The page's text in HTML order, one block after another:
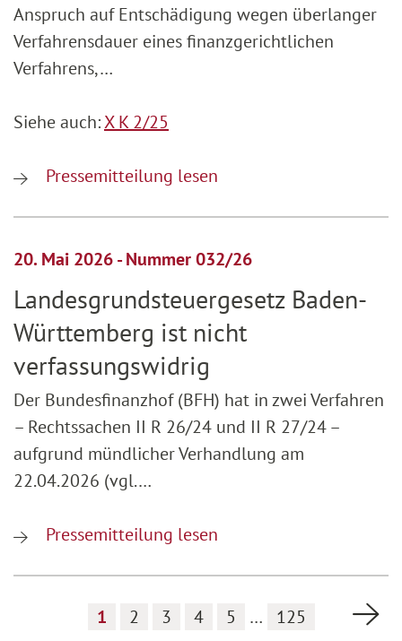
Anspruch auf Entschädigung wegen überlanger
Verfahrensdauer eines finanzgerichtlichen
Verfahrens,…
Siehe auch:X K 2/25
Pressemitteilung lesen
20. Mai 2026 - Nummer 032/26
Landesgrundsteuergesetz Baden-
Württemberg ist nicht
verfassungswidrig
Der Bundesfinanzhof (BFH) hat in zwei Verfahren
– Rechtssachen II R 26/24 und II R 27/24 –
aufgrund mündlicher Verhandlung am
22.04.2026 (vgl.…
Pressemitteilung lesen
1 2 3 4 5 … 125